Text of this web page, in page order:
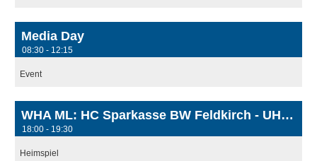
Media Day
08:30 - 12:15
Event
WHA ML: HC Sparkasse BW Feldkirch - UHC Müllner Bau Stockerau
18:00 - 19:30
Heimspiel